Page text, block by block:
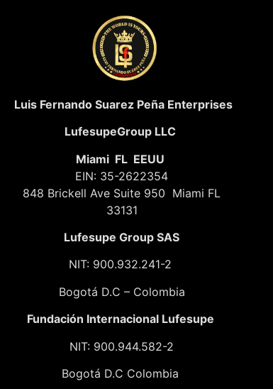
Luis Fernando Suarez Peña Enterprises
LufesupeGroup LLC
Miami FL EEUU
EIN: 35-2622354
848 Brickell Ave Suite 950 Miami FL
33131
Lufesupe Group SAS
NIT: 900.932.241-2
Bogotá D.C – Colombia
Fundación Internacional Lufesupe
NIT: 900.944.582-2
Bogotá D.C Colombia